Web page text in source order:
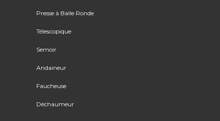
Presse à Balle Ronde
Télescopique
Semoir
Andaineur
Faucheuse
Déchaumeur